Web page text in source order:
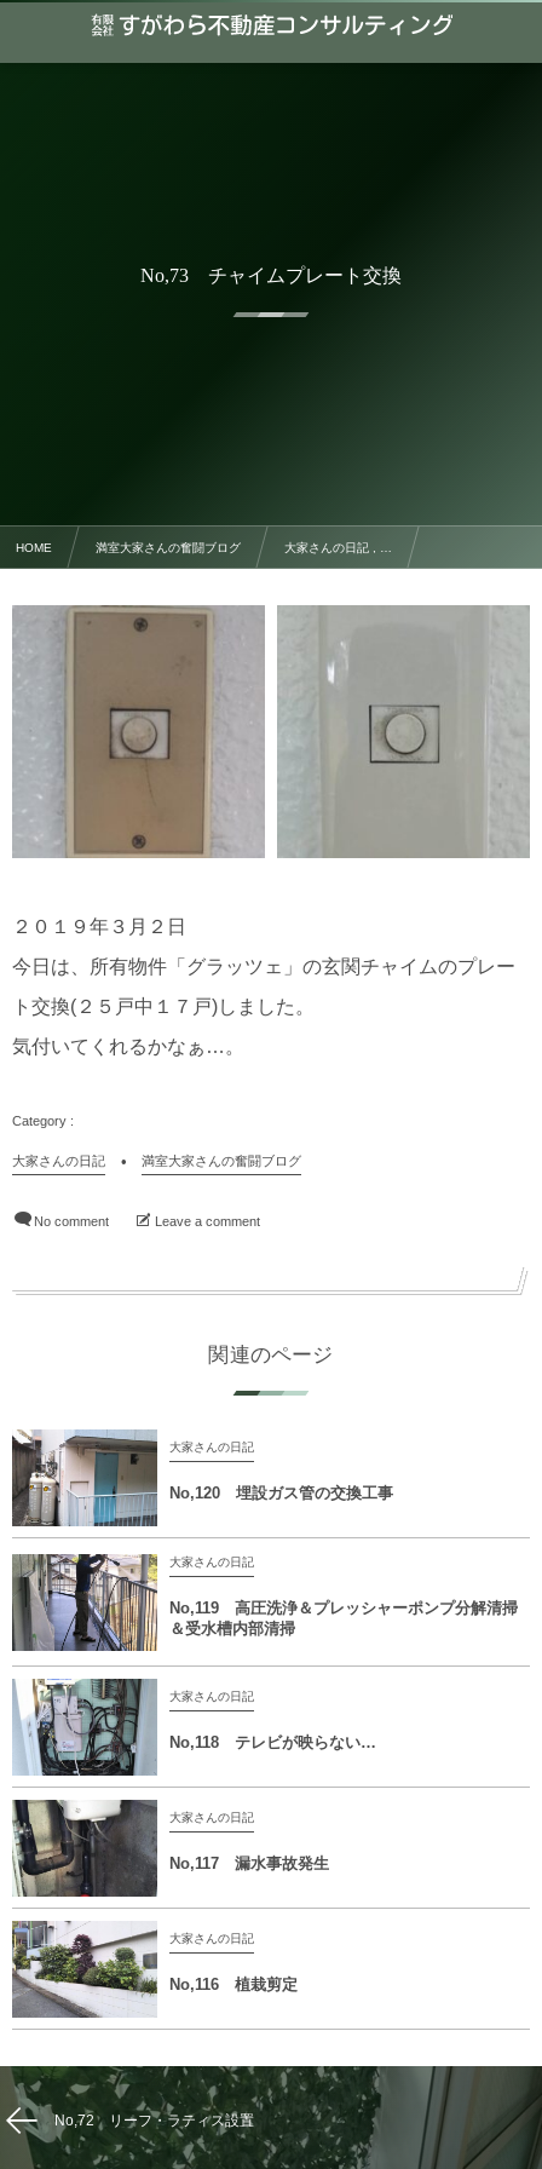
No,73 チャイムプレート交換
HOME 満室大家さんの奮闘ブログ 大家さんの日記 , …
２０１９年３月２日
今日は、所有物件「グラッツェ」の玄関チャイムのプレー
ト交換(２５戸中１７戸)しました。
気付いてくれるかなぁ…。
大家さんの日記 満室大家さんの奮闘ブログ
No comment Leave a comment
関連のページ
大家さんの日記
No,120 埋設ガス管の交換工事
大家さんの日記
No,119 高圧洗浄＆プレッシャーポンプ分解清掃
＆受水槽内部清掃
大家さんの日記
No,118 テレビが映らない…
大家さんの日記
No,117 漏水事故発生
大家さんの日記
No,116 植栽剪定
No,72 リーフ・ラティス設置